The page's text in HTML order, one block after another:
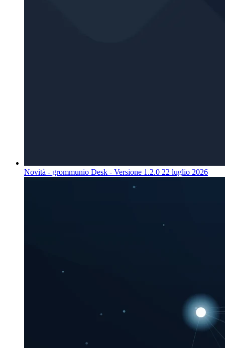
Novità - grommunio Desk - Versione 1.2.0 22 luglio 2026